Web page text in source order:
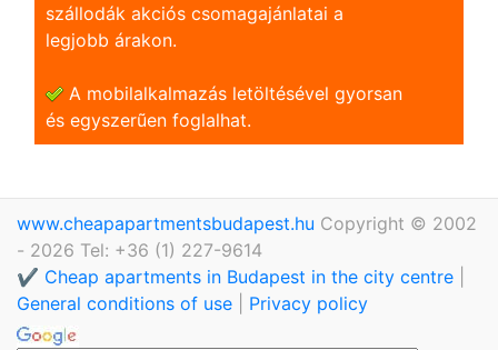
szállodák akciós csomagajánlatai a
legjobb árakon.
A mobilalkalmazás letöltésével gyorsan
és egyszerũen foglalhat.
www.cheapapartmentsbudapest.hu Copyright © 2002
- 2026 Tel: +36 (1) 227-9614
✔️ Cheap apartments in Budapest in the city centre
General conditions of use
Privacy policy